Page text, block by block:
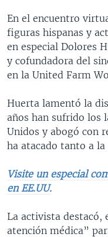
En el encuentro
figuras hispanas y
en especial Dolores
y cofundadora del
en la United Farm
Huerta lamentó la
años han sufrido los
Unidos y abogó con
ha atacado tanto a la
Visite un especial
en EE.UU.
La activista destacó,
atención médica”